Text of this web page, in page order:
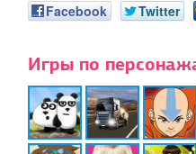
Facebook Twitter
Игры по